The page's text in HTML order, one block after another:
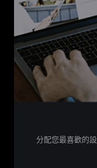
分配您最喜歡的